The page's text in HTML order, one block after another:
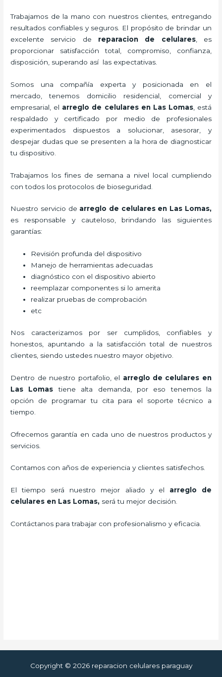
Trabajamos de la mano con nuestros clientes, entregando
resultados confiables y seguros. El propósito de brindar un
excelente servicio de reparacion de celulares, es
proporcionar satisfacción total, compromiso, confianza,
disposición, superando así las expectativas.
Somos una compañía experta y posicionada en el
mercado, tenemos domicilio residencial, comercial y
empresarial, el arreglo de celulares en Las Lomas, está
respaldado y certificado por medio de profesionales
experimentados dispuestos a solucionar, asesorar, y
despejar dudas que se presenten a la hora de diagnosticar
tu dispositivo.
Trabajamos los fines de semana a nivel local cumpliendo
con todos los protocolos de bioseguridad.
Nuestro servicio de arreglo de celulares en Las Lomas,
es responsable y cauteloso, brindando las siguientes
garantías:
Revisión profunda del dispositivo
Manejo de herramientas adecuadas
diagnóstico con el dispositivo abierto
reemplazar componentes si lo amerita
realizar pruebas de comprobación
etc
Nos caracterizamos por ser cumplidos, confiables y
honestos, apuntando a la satisfacción total de nuestros
clientes, siendo ustedes nuestro mayor objetivo.
Dentro de nuestro portafolio, el arreglo de celulares en
Las Lomas tiene alta demanda, por eso tenemos la
opción de programar tu cita para el soporte técnico a
tiempo.
Ofrecemos garantía en cada uno de nuestros productos y
servicios.
Contamos con años de experiencia y clientes satisfechos.
El tiempo será nuestro mejor aliado y el arreglo de
celulares en Las Lomas, será tu mejor decisión.
Contáctanos para trabajar con profesionalismo y eficacia.
Copyright © 2026 reparacion celulares paraguay